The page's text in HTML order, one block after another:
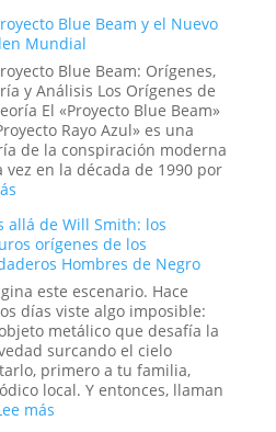
Mano
Masonería
y
Simbolismo
Esotérico
en
los
Blue Beam y el Nuevo
Mundial
Blue Beam: Orígenes,
y Análisis Los Orígenes de
El «Proyecto Blue Beam»
Rayo Azul» es una
de la conspiración moderna
en la década de 1990 por
:
Proyecto
Blue
Beam
y
el
Nuevo
Orden
Mundial
allá de Will Smith: los
orígenes de los
Hombres de Negro
este escenario. Hace
días viste algo imposible:
metálico que desafía la
surcando el cielo
primero a tu familia,
local. Y entonces, llaman
más: